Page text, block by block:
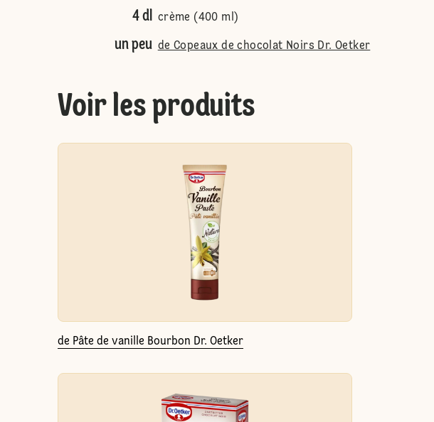
4 dl crème (400 ml)
un peu de Copeaux de chocolat Noirs Dr. Oetker
Voir les produits
de Pâte de vanille Bourbon Dr. Oetker